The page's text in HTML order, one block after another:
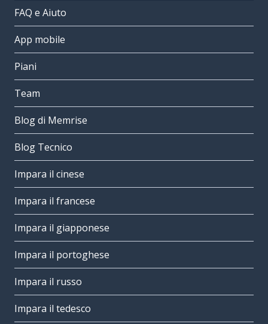
FAQ e Aiuto
App mobile
Piani
Team
Blog di Memrise
Blog Tecnico
Impara il cinese
Impara il francese
Impara il giapponese
Impara il portoghese
Impara il russo
Impara il tedesco